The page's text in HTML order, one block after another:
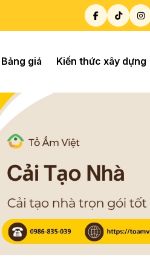
Bảng giá Kiến thức xây dựng